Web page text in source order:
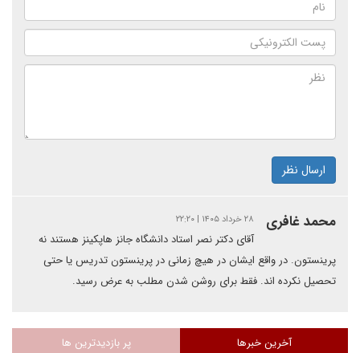
ارسال نظر
محمد غافری ۲۸ خرداد ۱۴۰۵ | ۲۲:۲۰
آقای دکتر نصر استاد دانشگاه جانز هاپکینز هستند نه
پرینستون. در واقع ایشان در هیچ زمانی در پرینستون تدریس یا حتی
تحصیل نکرده اند. فقط برای روشن شدن مطلب به عرض رسید.
آخرین خبرها پر بازدیدترین ها